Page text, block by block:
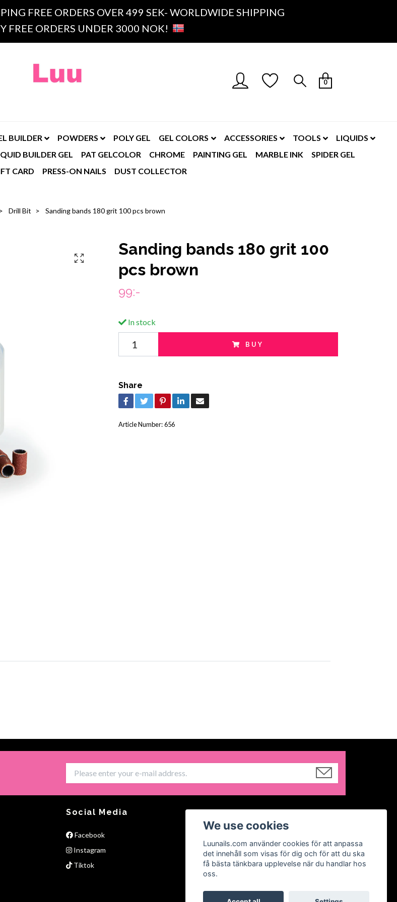
FREE ORDERS OVER 499 SEK- WORLDWIDE SHIPPING
FREE ORDERS UNDER 3000 NOK!
0
BUILDER POWDERS POLY GEL GEL COLORS ACCESSORIES TOOLS
LIQUIDS
BUILDER GEL PAT GELCOLOR CHROME PAINTING GEL MARBLE INK
SPIDER GEL
CARD PRESS-ON NAILS DUST COLLECTOR
Drill Bit Sanding bands 180 grit 100 pcs brown
Sanding bands 180 grit 100
pcs brown
99:-
In stock
BUY
Share
Article Number:656
Social Media
Facebook
Instagram
Tiktok
We use cookies
Luunails.com använder cookies för att anpassa
det innehåll som visas för dig och för att du ska
få bästa tänkbara upplevelse när du handlar hos
oss.